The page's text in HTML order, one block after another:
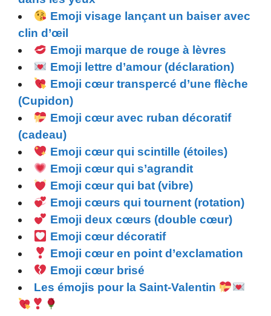
Emoji visage lançant un baiser avec
clin d’œil
Emoji marque de rouge à lèvres
Emoji lettre d’amour (déclaration)
Emoji cœur transpercé d’une flèche
(Cupidon)
Emoji cœur avec ruban décoratif
(cadeau)
Emoji cœur qui scintille (étoiles)
Emoji cœur qui s’agrandit
Emoji cœur qui bat (vibre)
Emoji cœurs qui tournent (rotation)
Emoji deux cœurs (double cœur)
Emoji cœur décoratif
Emoji cœur en point d’exclamation
Emoji cœur brisé
Les émojis pour la Saint-Valentin